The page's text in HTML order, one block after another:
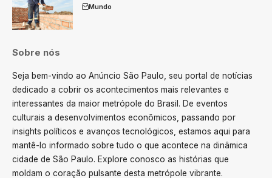
Mundo
Sobre nós
Seja bem-vindo ao Anúncio São Paulo, seu portal de notícias
dedicado a cobrir os acontecimentos mais relevantes e
interessantes da maior metrópole do Brasil. De eventos
culturais a desenvolvimentos econômicos, passando por
insights políticos e avanços tecnológicos, estamos aqui para
mantê-lo informado sobre tudo o que acontece na dinâmica
cidade de São Paulo. Explore conosco as histórias que
moldam o coração pulsante desta metrópole vibrante.